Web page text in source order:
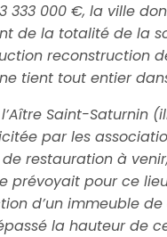
333 000 €, la ville
de la totalité de la
reconstruction
tient tout entier
Saint-Saturnin
par les
restauration à
prévoyait pour ce
d’un immeuble
la hauteur de